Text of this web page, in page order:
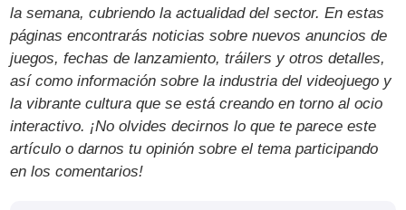
la semana, cubriendo la actualidad del sector. En estas
páginas encontrarás noticias sobre nuevos anuncios de
juegos, fechas de lanzamiento, tráilers y otros detalles,
así como información sobre la industria del videojuego y
la vibrante cultura que se está creando en torno al ocio
interactivo. ¡No olvides decirnos lo que te parece este
artículo o darnos tu opinión sobre el tema participando
en los comentarios!